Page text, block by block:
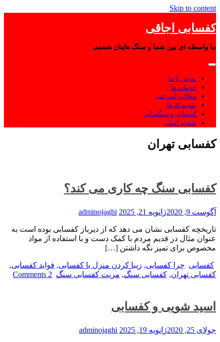
Skip to content
کفسابی اجاقی
ما واسطه ای بین شما و سنگ هایتان هستیم.
تماس با ما
خدمات ما
مقالات آموزشی
نمونه کارها
کفسابی و سنگسابی
صفحه اصلی
کفسابی تهران
کفسابی سنگ چه کاری می کند؟
آگوست 9, 2020 ژانویه 21, 2025 adminojaghi
تاریخچه کفسابی نشان می دهد که از دیرباز کفسابی بوده است به
عنوان مثال در قدیم مردم با کمک دست و با استفاده از مواد
مخصوص برای تمیز نگه داشتن […]
کفسابی چرا کفسابی, زیبا کردن منزل با کفسابی, فواید کفسابی,
کفسابی تهران, کفسابی سنگ, مزیت کفسابی سنگ 2 Comments
اسید شویی و کفسابی
جولای 25, 2020 ژانویه 19, 2025 adminojaghi